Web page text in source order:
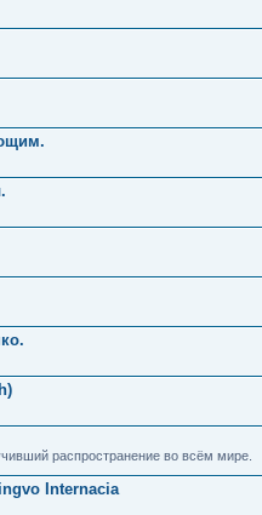
распространение во всём мире.
Internacia